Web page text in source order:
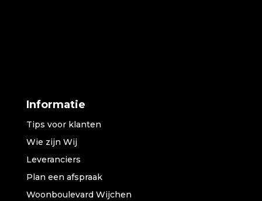
Informatie
Tips voor klanten
Wie zijn Wij
Leveranciers
Plan een afspraak
Woonboulevard Wijchen